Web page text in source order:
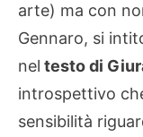
arte) ma con
Gennaro, si
nel testo di
introspettivo
sensibilità